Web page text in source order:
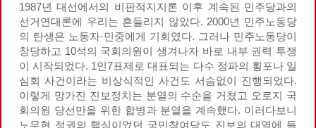
1987년 대선에서의 비판적지지론 이후 계속된 민주당과의
선거연대론에 우리는 흔들리지 않았다. 2000년 민주노동당
의 탄생은 노동자·민중에게 기회였다. 그러나 민주노동당이
창당하고 10석의 국회의원이 생겨나자 바로 내부 권력 투쟁
이 시작되었다. 1인7표제로 대표되는 다수 정파의 횡포나 일
심회 사건이라는 비상식적인 사건도 서슴없이 진행되었다.
이렇게 망가진 진보정치는 분열의 수순을 거쳤고 오로지 국
회의원 당선만을 위한 합병과 분열을 계속했다. 이러다보니
노무현 정권의 핵심이었던 국민참여당도 진보의 대열에 들